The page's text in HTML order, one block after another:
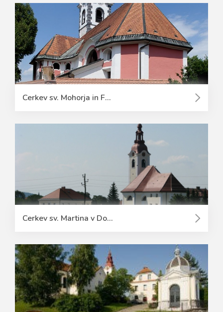
Cerkev sv. Mohorja in F...
Cerkev sv. Martina v Do...